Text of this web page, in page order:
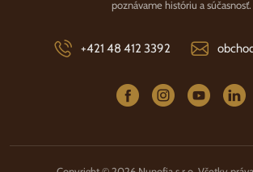
poznávame históriu a súčasnosť.
+421 48 412 3392